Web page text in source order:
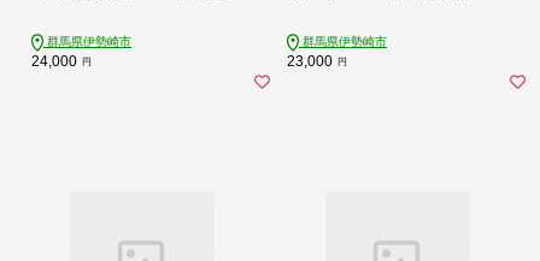
燥 毛穴 肌あれ くすみ エイジングケ
ア スキンケア アフターケア 保湿 詰
め替え レフィル 伊勢崎市
群馬県伊勢崎市
24,000 円
毛穴 肌あれ くすみ エイジングケア
スキンケア 保湿 水分保持 うるおい
詰め替え レフィル 伊勢崎市
群馬県伊勢崎市
23,000 円